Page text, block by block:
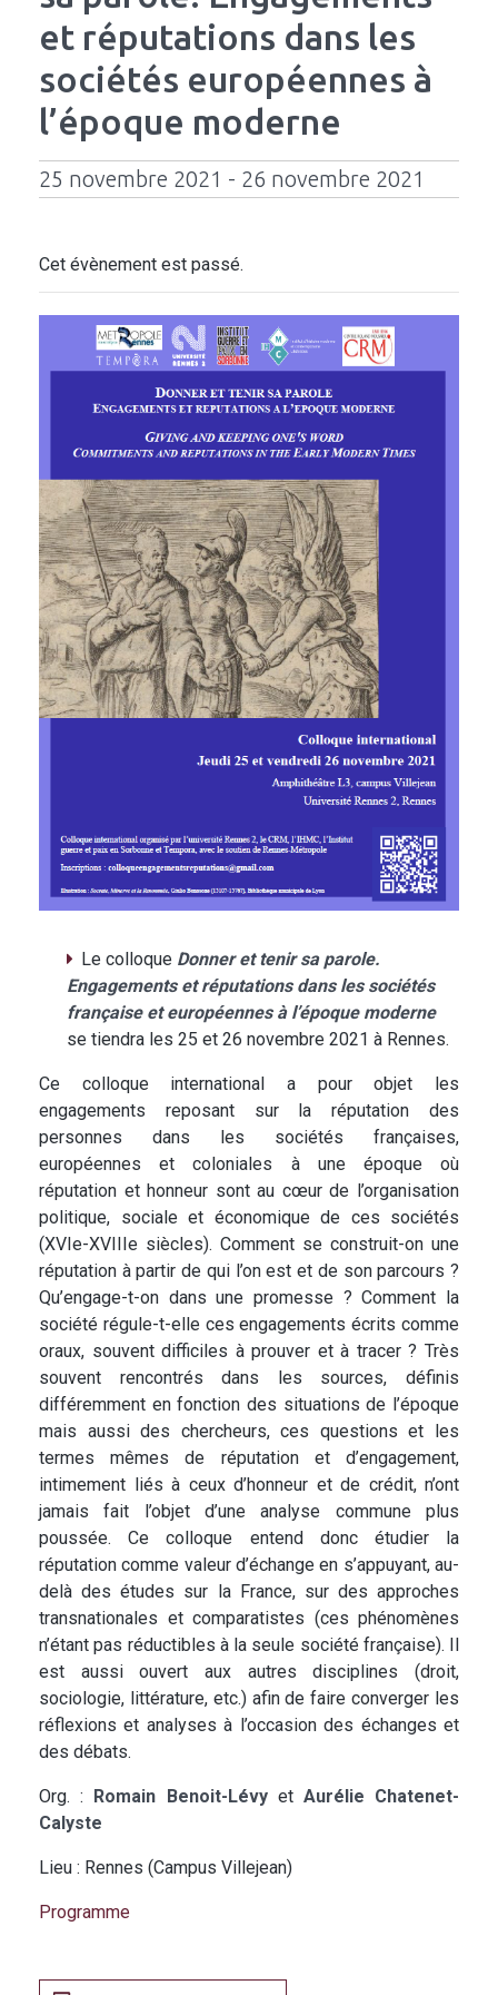
et réputations dans les
sociétés européennes à
l’époque moderne
25 novembre 2021 - 26 novembre 2021
Cet évènement est passé.
Le colloque Donner et tenir sa parole.
Engagements et réputations dans les sociétés
française et européennes à l’époque moderne
se tiendra les 25 et 26 novembre 2021 à Rennes.
Ce colloque international a pour objet les
engagements reposant sur la réputation des
personnes dans les sociétés françaises,
européennes et coloniales à une époque où
réputation et honneur sont au cœur de l’organisation
politique, sociale et économique de ces sociétés
(XVIe-XVIIIe siècles). Comment se construit-on une
réputation à partir de qui l’on est et de son parcours ?
Qu’engage-t-on dans une promesse ? Comment la
société régule-t-elle ces engagements écrits comme
oraux, souvent difficiles à prouver et à tracer ? Très
souvent rencontrés dans les sources, définis
différemment en fonction des situations de l’époque
mais aussi des chercheurs, ces questions et les
termes mêmes de réputation et d’engagement,
intimement liés à ceux d’honneur et de crédit, n’ont
jamais fait l’objet d’une analyse commune plus
poussée. Ce colloque entend donc étudier la
réputation comme valeur d’échange en s’appuyant, au-
delà des études sur la France, sur des approches
transnationales et comparatistes (ces phénomènes
n’étant pas réductibles à la seule société française). Il
est aussi ouvert aux autres disciplines (droit,
sociologie, littérature, etc.) afin de faire converger les
réflexions et analyses à l’occasion des échanges et
des débats.
Org. : Romain Benoit-Lévyet Aurélie Chatenet-
Calyste
Lieu : Rennes (Campus Villejean)
Programme